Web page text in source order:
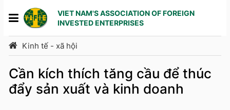
VIET NAM'S ASSOCIATION OF FOREIGN
INVESTED ENTERPRISES
Kinh tế - xã hội
Cần kích thích tăng cầu để thúc
đẩy sản xuất và kinh doanh